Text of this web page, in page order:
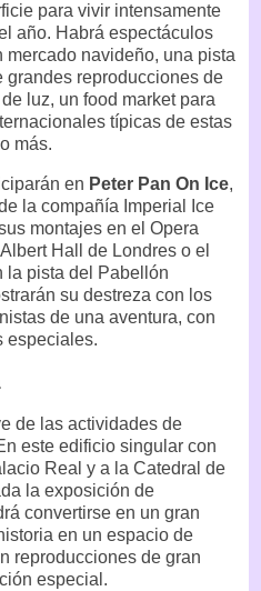
para vivir intensamente
año. Habrá espectáculos
mercado navideño, una pista
reproducciones de
luz, un food market para
típicas de estas
más.
en Peter Pan On Ice,
la compañía Imperial Ice
montajes en el Opera
Hall de Londres o el
la pista del Pabellón
su destreza con los
de una aventura, con
especiales.
de las actividades de
este edificio singular con
Real y a la Catedral de
la exposición de
convertirse en un gran
en un espacio de
reproducciones de gran
especial.